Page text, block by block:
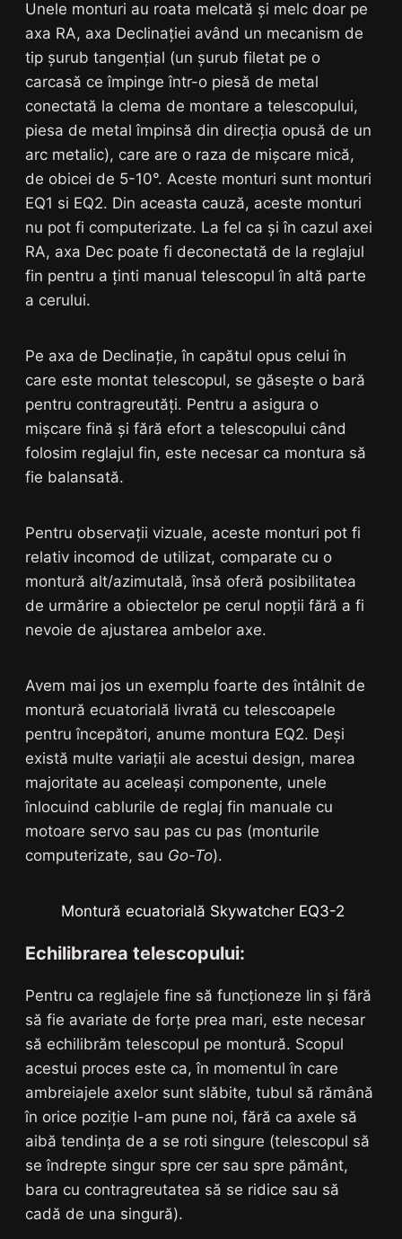
Unele monturi au roata melcată și melc doar pe
axa RA, axa Declinației având un mecanism de
tip șurub tangențial (un șurub filetat pe o
carcasă ce împinge într-o piesă de metal
conectată la clema de montare a telescopului,
piesa de metal împinsă din direcția opusă de un
arc metalic), care are o raza de mișcare mică,
de obicei de 5-10°. Aceste monturi sunt monturi
EQ1 si EQ2. Din aceasta cauză, aceste monturi
nu pot fi computerizate. La fel ca și în cazul axei
RA, axa Dec poate fi deconectată de la reglajul
fin pentru a ținti manual telescopul în altă parte
a cerului.
Pe axa de Declinație, în capătul opus celui în
care este montat telescopul, se găsește o bară
pentru contragreutăți. Pentru a asigura o
mișcare fină și fără efort a telescopului când
folosim reglajul fin, este necesar ca montura să
fie balansată.
Pentru observații vizuale, aceste monturi pot fi
relativ incomod de utilizat, comparate cu o
montură alt/azimutală, însă oferă posibilitatea
de urmărire a obiectelor pe cerul nopții fără a fi
nevoie de ajustarea ambelor axe.
Avem mai jos un exemplu foarte des întâlnit de
montură ecuatorială livrată cu telescoapele
pentru începători, anume montura EQ2. Deși
există multe variații ale acestui design, marea
majoritate au aceleași componente, unele
înlocuind cablurile de reglaj fin manuale cu
motoare servo sau pas cu pas (monturile
computerizate, sau Go-To).
Montură ecuatorială Skywatcher EQ3-2
Echilibrarea telescopului:
Pentru ca reglajele fine să funcționeze lin și fără
să fie avariate de forțe prea mari, este necesar
să echilibrăm telescopul pe montură. Scopul
acestui proces este ca, în momentul în care
ambreiajele axelor sunt slăbite, tubul să rămână
în orice poziție l-am pune noi, fără ca axele să
aibă tendința de a se roti singure (telescopul să
se îndrepte singur spre cer sau spre pământ,
bara cu contragreutatea să se ridice sau să
cadă de una singură).